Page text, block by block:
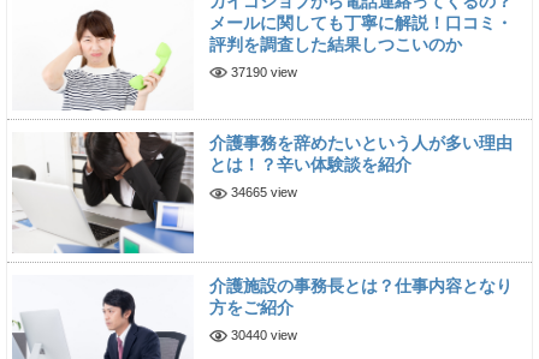
メールに関しても丁寧に解説！口コミ・
評判を調査した結果しつこいのか
37190 view
介護事務を辞めたいという人が多い理由
とは！？辛い体験談を紹介
34665 view
介護施設の事務長とは？仕事内容となり
方をご紹介
30440 view